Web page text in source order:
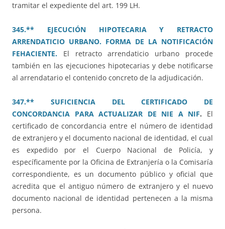
tramitar el expediente del art. 199 LH.
345.** EJECUCIÓN HIPOTECARIA Y RETRACTO
ARRENDATICIO URBANO. FORMA DE LA NOTIFICACIÓN
FEHACIENTE. El retracto arrendaticio urbano procede
también en las ejecuciones hipotecarias y debe notificarse
al arrendatario el contenido concreto de la adjudicación.
347.** SUFICIENCIA DEL CERTIFICADO DE
CONCORDANCIA PARA ACTUALIZAR DE NIE A NIF. El
certificado de concordancia entre el número de identidad
de extranjero y el documento nacional de identidad, el cual
es expedido por el Cuerpo Nacional de Policía, y
específicamente por la Oficina de Extranjería o la Comisaría
correspondiente, es un documento público y oficial que
acredita que el antiguo número de extranjero y el nuevo
documento nacional de identidad pertenecen a la misma
persona.